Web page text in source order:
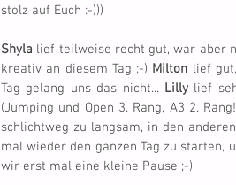
stolz auf Euch :-)))
Shyla lief teilweise recht gut, war aber
kreativ an diesem Tag ;-) Milton lief
Tag gelang uns das nicht... Lilly lief
(Jumping und Open 3. Rang, A3 2.
schlichtweg zu langsam, in den
mal wieder den ganzen Tag zu
wir erst mal eine kleine Pause ;-)